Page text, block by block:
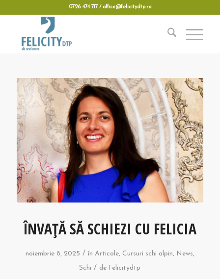
0726 474 717 / office@felicitydtp.ro
ÎNVAȚĂ SĂ SCHIEZI CU FELICIA
noiembrie 8, 2025 / în Articole, Cursuri schi alpin, News,
Schi / de Felicitydtp